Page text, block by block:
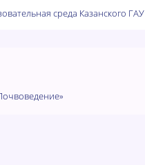
среда Казанского ГАУ